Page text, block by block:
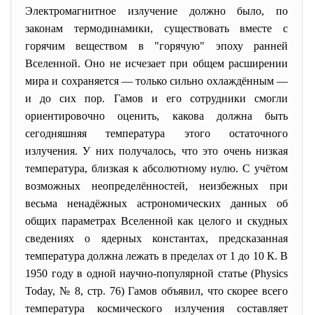
Электромагнитное излучение должно было, по
законам термодинамики, существовать вместе с
горячим веществом в "горячую" эпоху ранней
Вселенной. Оно не исчезает при общем расширении
мира и сохраняется — только сильно охлаждённым —
и до сих пор. Гамов и его сотрудники смогли
ориентировочно оценить, какова должна быть
сегодняшняя температура этого остаточного
излучения. У них получалось, что это очень низкая
температура, близкая к абсолютному нулю. С учётом
возможных неопределённостей, неизбежных при
весьма ненадёжных астрономических данных об
общих параметрах Вселенной как целого и скудных
сведениях о ядерных константах, предсказанная
температура должна лежать в пределах от 1 до 10 К. В
1950 году в одной научно-популярной статье (Physics
Today, № 8, стр. 76) Гамов объявил, что скорее всего
температура космического излучения составляет